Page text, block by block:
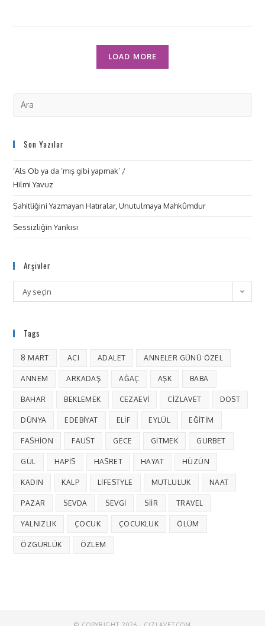
LOAD MORE
Son Yazılar
‘Als Ob ya da ‘mış gibi yapmak’ /
Hilmi Yavuz
Şahitliğini Yazmayan Hatıralar, Unutulmaya Mahkûmdur
Sessizliğin Yankısı
Arşivler
Ay seçin
Tags
8 MART ACI ADALET ANNELER GÜNÜ ÖZEL
ANNEM ARKADAŞ AĞAÇ AŞK BABA
BAHAR BEKLEMEK CEZAEVI CIZLAVET DOST
DÜNYA EDEBIYAT ELIF EYLÜL EĞITIM
FASHION FAUST GECE GITMEK GURBET
GÜL HAPIS HASRET HAYAT HÜZÜN
KADIN KALP LIFESTYLE MUTLULUK NAAT
PAZAR SEVDA SEVGI SIIR TRAVEL
YALNIZLIK ÇOCUK ÇOCUKLUK ÖLÜM
ÖZGÜRLÜK ÖZLEM